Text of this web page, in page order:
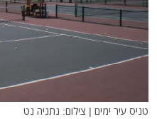
טניס עיר ימים | צילום: נתניה נט